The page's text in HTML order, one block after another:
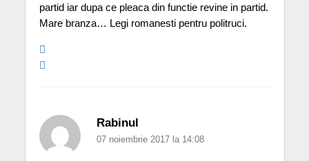
partid iar dupa ce pleaca din functie revine in partid.
Mare branza… Legi romanesti pentru politruci.
Rabinul
07 noiembrie 2017 la 14:08